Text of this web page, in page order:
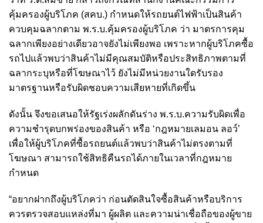
คุ้มครองผู้บริโภค (สคบ.) กำหนดให้รถยนต์ไฟฟ้าเป็นสินค้า
ควบคุมฉลากตาม พ.ร.บ.คุ้มครองผู้บริโภค ว่า มาตรการคุม
ฉลากเพียงอย่างเดียวอาจยังไม่เพียงพอ เพราะหากผู้บริโภคซื้อ
รถไปแล้วพบว่าสินค้าไม่มีคุณสมบัติหรือประสิทธิภาพตามที่
ฉลากระบุหรือที่โฆษณาไว้ ยังไม่มีหน่วยงานใดรับรอง
มาตรฐานหรือรับผิดชอบความเสียหายที่เกิดขึ้น
ดังนั้น จึงขอเสนอให้รัฐเร่งผลักดันร่าง พ.ร.บ.ความรับผิดเพื่อ
ความชำรุดบกพร่องของสินค้า หรือ ‘กฎหมายเลมอน ลอว์’
เพื่อให้ผู้บริโภคที่ซื้อรถยนต์แล้วพบว่าสินค้าไม่ตรงตามที่
โฆษณา สามารถใช้สิทธิคืนรถได้ภายในเวลาที่กฎหมาย
กำหนด
“อยากฝากถึงผู้บริโภคว่า ก่อนตัดสินใจซื้อสินค้าหรือบริการ
ควรตรวจสอบแหล่งที่มา ผู้ผลิต และความน่าเชื่อถือของผู้ขาย